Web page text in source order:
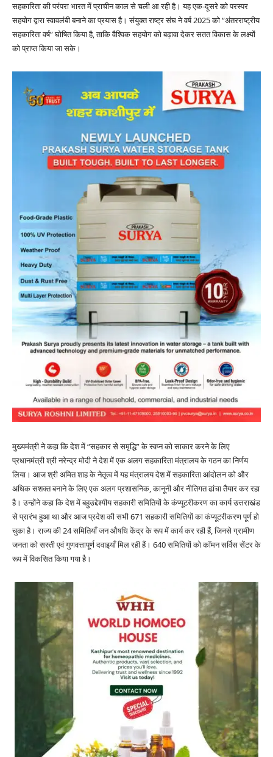
सहकारिता की परंपरा भारत में प्राचीन काल से चली आ रही है। यह एक-दूसरे को परस्पर
सहयोग द्वारा स्वावलंबी बनाने का प्रयास है। संयुक्त राष्ट्र संघ ने वर्ष 2025 को “अंतरराष्ट्रीय
सहकारिता वर्ष” घोषित किया है, ताकि वैश्विक सहयोग को बढ़ावा देकर सतत विकास के लक्ष्यों
को प्राप्त किया जा सके।
मुख्यमंत्री ने कहा कि देश में “सहकार से समृद्धि” के स्वप्न को साकार करने के लिए
प्रधानमंत्री श्री नरेन्द्र मोदी ने देश में एक अलग सहकारिता मंत्रालय के गठन का निर्णय
लिया। आज श्री अमित शाह के नेतृत्व में यह मंत्रालय देश में सहकारिता आंदोलन को और
अधिक सशक्त बनाने के लिए एक अलग प्रशासनिक, कानूनी और नीतिगत ढांचा तैयार कर रहा
है। उन्होंने कहा कि देश में बहुउद्देश्यीय सहकारी समितियों के कंप्यूटरीकरण का कार्य उत्तराखंड
से प्रारंभ हुआ था और आज प्रदेश की सभी 671 सहकारी समितियों का कंप्यूटरीकरण पूर्ण हो
चुका है। राज्य की 24 समितियाँ जन औषधि केंद्र के रूप में कार्य कर रही हैं, जिनसे ग्रामीण
जनता को सस्ती एवं गुणवत्तापूर्ण दवाइयाँ मिल रही हैं। 640 समितियों को कॉमन सर्विस सेंटर के
रूप में विकसित किया गया है।